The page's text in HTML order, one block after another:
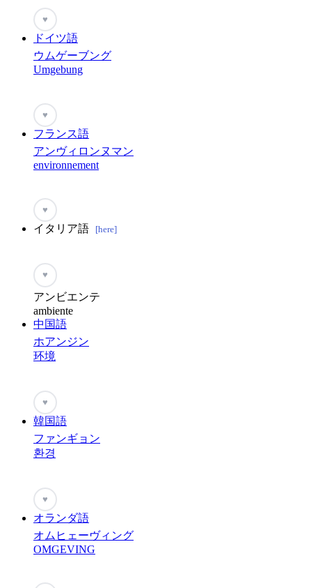
♥
ドイツ語
ウムゲーブング
Umgebung
♥
フランス語
アンヴィロンヌマン
environnement
♥
イタリア語 [here]
♥
アンビエンテ
ambiente
中国語
ホアンジン
环境
♥
韓国語
ファンギョン
환경
♥
オランダ語
オムヒェーヴィング
OMGEVING